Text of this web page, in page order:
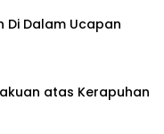
Di Dalam Ucapan
atas Kerapuhan